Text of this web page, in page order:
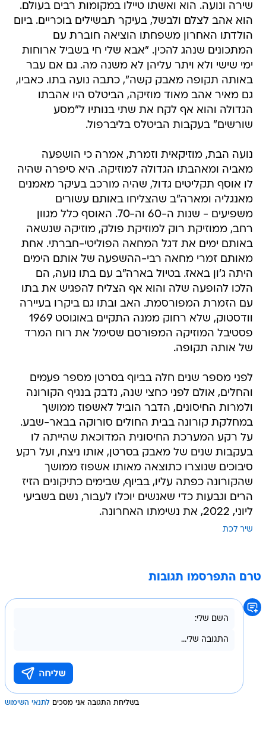
שירה ונועה. הוא ואשתו טיילו במקומות רבים בעולם.
הוא אהב לצלם ולבשל, בעיקר תבשילים בוכריים. ביום
הולדתו האחרון משפחתו הוציאה חוברת עם
המתכונים שנהג להכין. "אבא שלי חי בשביל ארוחות
ימי שישי ולא ויתר עליהן לא משנה מה. גם אם עבר
באותה תקופה מאבק קשה", כתבה נועה בתו. כאביו,
גם מאיר אהב מאוד מוזיקה, הביטלס היו אהבתו
הגדולה והוא אף לקח את שתי בנותיו ל"מסע
שורשים" בעקבות הביטלס בליברפול.
נועה הבת, מוזיקאית וזמרת, אמרה כי הושפעה
מאביה ומאהבתו הגדולה למוזיקה. היא סיפרה שהיה
לו אוסף תקליטים גדול, שהיה מורכב בעיקר מאמנים
מאנגליה ומארה"ב שהצליחו באותם עשורים
משפיעים - שנות ה-60 וה-70. האוסף כלל מגוון
רחב, ממוזיקת רוק למוזיקת פולק, מוזיקה שנשאה
באותם ימים את דגל המחאה הפוליטי-חברתי. אחת
מאותם זמרי מחאה רבי-ההשפעה של אותם הימים
היתה ג'ון באאז. בטיול בארה"ב עם בתו נועה, הם
הלכו להופעה שלה והוא אף הצליח להפגיש את בתו
עם הזמרת המפורסמת. האב ובתו גם ביקרו בעיירה
וודסטוק, שלא רחוק ממנה התקיים באוגוסט 1969
פסטיבל המוזיקה המפורסם שסימל את רוח המרד
של אותה תקופה.
לפני מספר שנים חלה בביוף בסרטן מספר פעמים
והחלים, אולם לפני כחצי שנה, נדבק בנגיף הקורונה
ולמרות החיסונים, הדבר הוביל לאשפוז ממושך
במחלקת קורונה בבית החולים סורוקה בבאר-שבע.
על רקע המערכת החיסונית המדוכאת שהייתה לו
בעקבות שנים של מאבק בסרטן, אותו ניצח, ועל רקע
סיבוכים שנוצרו כתוצאה מאותו אשפוז ממושך
שהקורונה כפתה עליו, בביוף, שבימים כתיקונים הזיז
הרים וגבעות כדי שאנשים יוכלו לעבור, נשם בשביעי
ליוני, 2022, את נשימתו האחרונה.
שיר לכת
טרם התפרסמו תגובות
בשליחת התגובה אני מסכים לתנאי השימוש